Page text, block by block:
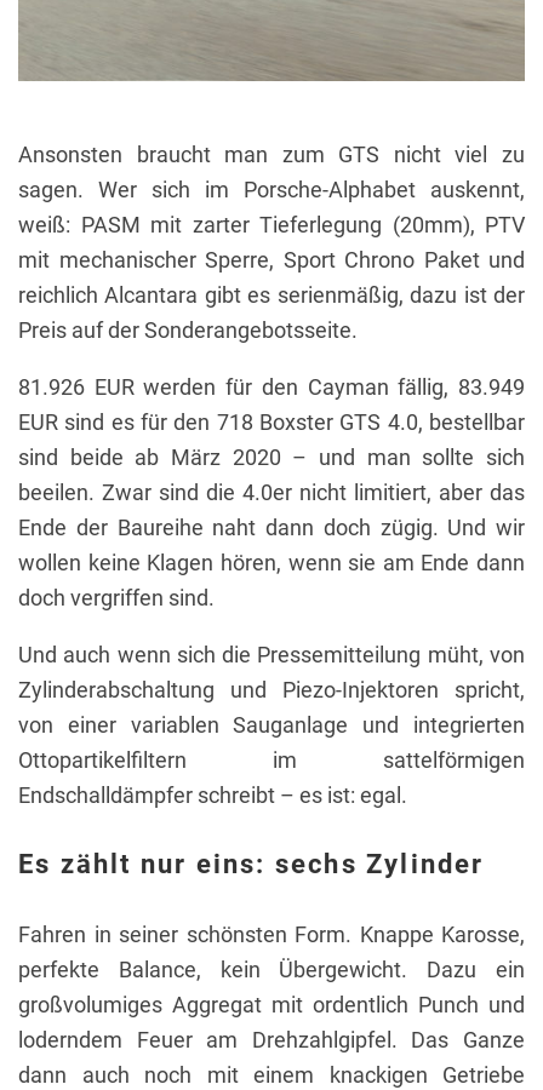
Ansonsten braucht man zum GTS nicht viel zu
sagen. Wer sich im Porsche-Alphabet auskennt,
weiß: PASM mit zarter Tieferlegung (20mm), PTV
mit mechanischer Sperre, Sport Chrono Paket und
reichlich Alcantara gibt es serienmäßig, dazu ist der
Preis auf der Sonderangebotsseite.
81.926 EUR werden für den Cayman fällig, 83.949
EUR sind es für den 718 Boxster GTS 4.0, bestellbar
sind beide ab März 2020 – und man sollte sich
beeilen. Zwar sind die 4.0er nicht limitiert, aber das
Ende der Baureihe naht dann doch zügig. Und wir
wollen keine Klagen hören, wenn sie am Ende dann
doch vergriffen sind.
Und auch wenn sich die Pressemitteilung müht, von
Zylinderabschaltung und Piezo-Injektoren spricht,
von einer variablen Sauganlage und integrierten
Ottopartikelfiltern im sattelförmigen
Endschalldämpfer schreibt – es ist: egal.
Es zählt nur eins: sechs Zylinder
Fahren in seiner schönsten Form. Knappe Karosse,
perfekte Balance, kein Übergewicht. Dazu ein
großvolumiges Aggregat mit ordentlich Punch und
loderndem Feuer am Drehzahlgipfel. Das Ganze
dann auch noch mit einem knackigen Getriebe